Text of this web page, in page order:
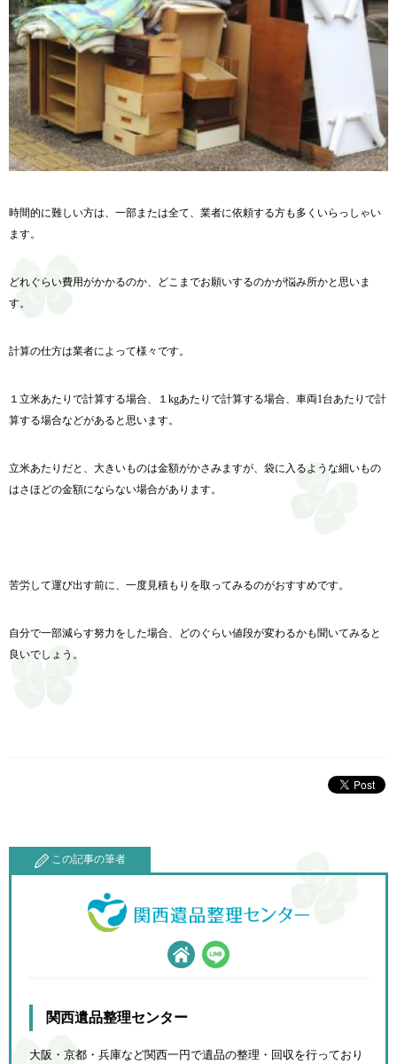
時間的に難しい方は、一部または全て、業者に依頼する方も多くいらっしゃい
ます。
どれぐらい費用がかかるのか、どこまでお願いするのかが悩み所かと思いま
す。
計算の仕方は業者によって様々です。
１立米あたりで計算する場合、１kgあたりで計算する場合、車両1台あたりで計
算する場合などがあると思います。
立米あたりだと、大きいものは金額がかさみますが、袋に入るような細いもの
はさほどの金額にならない場合があります。
苦労して運び出す前に、一度見積もりを取ってみるのがおすすめです。
自分で一部減らす努力をした場合、どのぐらい値段が変わるかも聞いてみると
良いでしょう。
この記事の筆者
関西遺品整理センター
大阪・京都・兵庫など関西一円で遺品の整理・回収を行っており